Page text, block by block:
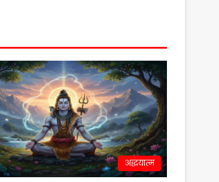
अद्धयात्म